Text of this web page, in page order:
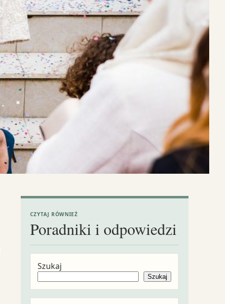
CZYTAJ RÓWNIEŻ
Poradniki i odpowiedzi
Szukaj
Szukaj